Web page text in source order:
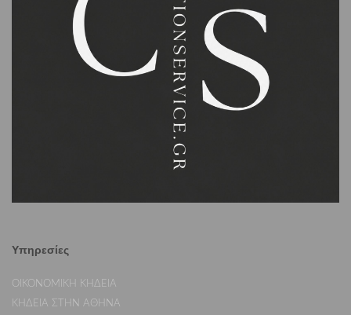
Υπηρεσίες
ΟΙΚΟΝΟΜΙΚΗ ΚΗΔΕΙΑ
ΚΗΔΕΙΑ ΣΤΗΝ ΑΘΗΝΑ